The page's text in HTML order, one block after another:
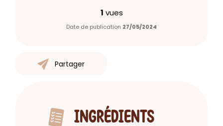
1 vues
Date de publication 27/05/2024
Partager
INGRÉDIENTS